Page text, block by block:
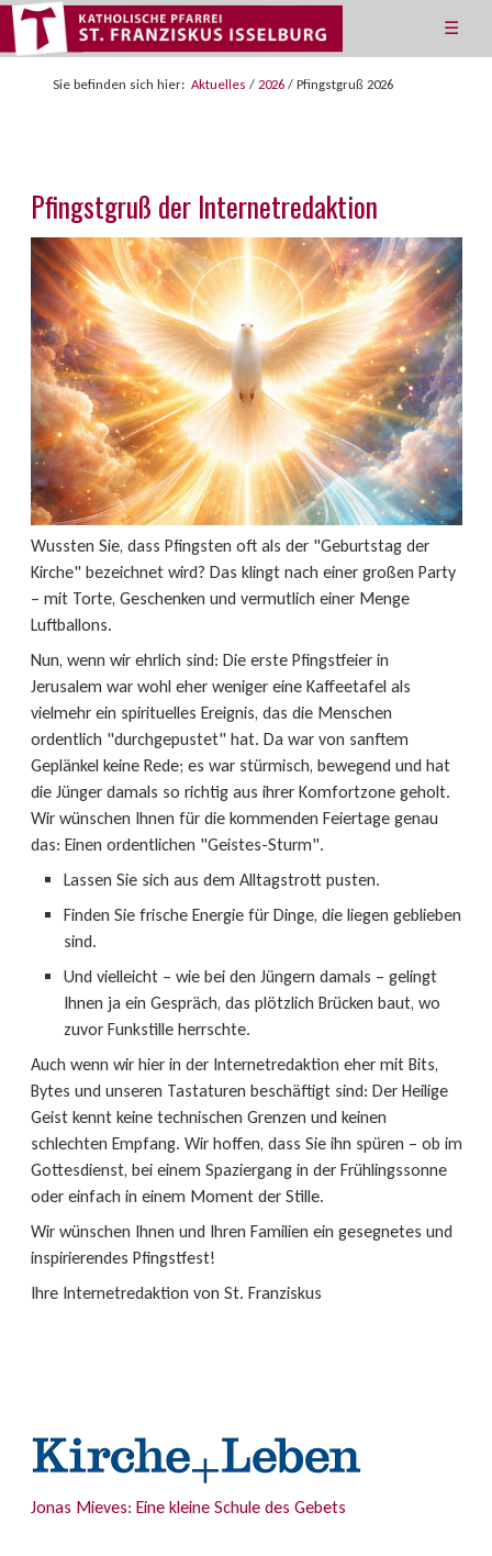
☰
Sie befinden sich hier: Aktuelles / 2026 / Pfingstgruß 2026
Pfingstgruß der Internetredaktion
Wussten Sie, dass Pfingsten oft als der "Geburtstag der
Kirche" bezeichnet wird? Das klingt nach einer großen Party
– mit Torte, Geschenken und vermutlich einer Menge
Luftballons.
Nun, wenn wir ehrlich sind: Die erste Pfingstfeier in
Jerusalem war wohl eher weniger eine Kaffeetafel als
vielmehr ein spirituelles Ereignis, das die Menschen
ordentlich "durchgepustet" hat. Da war von sanftem
Geplänkel keine Rede; es war stürmisch, bewegend und hat
die Jünger damals so richtig aus ihrer Komfortzone geholt.
Wir wünschen Ihnen für die kommenden Feiertage genau
das: Einen ordentlichen "Geistes-Sturm".
Lassen Sie sich aus dem Alltagstrott pusten.
Finden Sie frische Energie für Dinge, die liegen geblieben
sind.
Und vielleicht – wie bei den Jüngern damals – gelingt
Ihnen ja ein Gespräch, das plötzlich Brücken baut, wo
zuvor Funkstille herrschte.
Auch wenn wir hier in der Internetredaktion eher mit Bits,
Bytes und unseren Tastaturen beschäftigt sind: Der Heilige
Geist kennt keine technischen Grenzen und keinen
schlechten Empfang. Wir hoffen, dass Sie ihn spüren – ob im
Gottesdienst, bei einem Spaziergang in der Frühlingssonne
oder einfach in einem Moment der Stille.
Wir wünschen Ihnen und Ihren Familien ein gesegnetes und
inspirierendes Pfingstfest!
Ihre Internetredaktion von St. Franziskus
Jonas Mieves: Eine kleine Schule des Gebets